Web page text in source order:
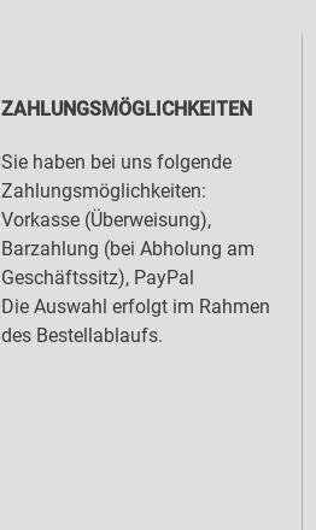
ZAHLUNGSMÖGLICHKEITEN
Sie haben bei uns folgende
Zahlungsmöglichkeiten:
Vorkasse (Überweisung),
Barzahlung (bei Abholung am
Geschäftssitz), PayPal
Die Auswahl erfolgt im Rahmen
des Bestellablaufs.